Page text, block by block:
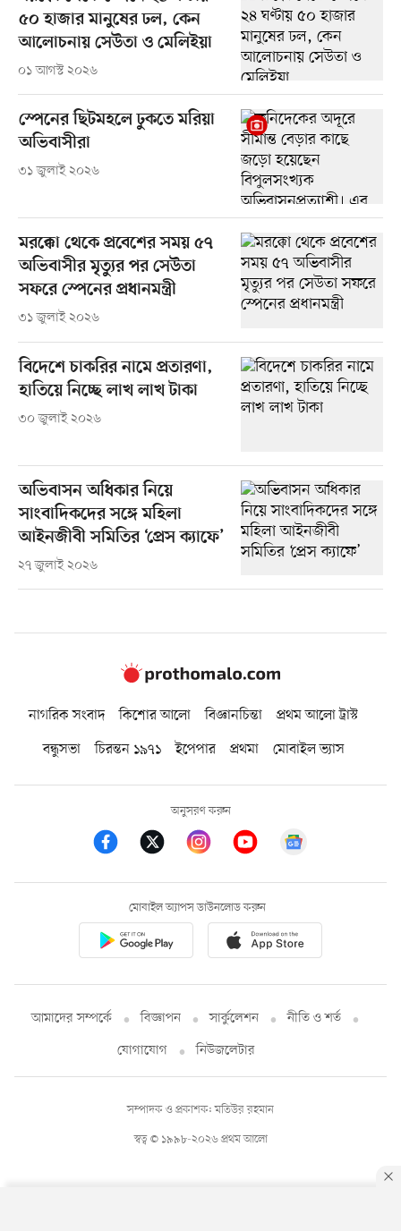
৫০ হাজার মানুষের ঢল, কেন
আলোচনায় সেউতা ও মেলিইয়া
০১ আগস্ট ২০২৬
স্পেনের ছিটমহলে ঢুকতে মরিয়া
অভিবাসীরা
৩১ জুলাই ২০২৬
মরক্কো থেকে প্রবেশের সময় ৫৭
অভিবাসীর মৃত্যুর পর সেউতা
সফরে স্পেনের প্রধানমন্ত্রী
৩১ জুলাই ২০২৬
বিদেশে চাকরির নামে প্রতারণা,
হাতিয়ে নিচ্ছে লাখ লাখ টাকা
৩০ জুলাই ২০২৬
অভিবাসন অধিকার নিয়ে
সাংবাদিকদের সঙ্গে মহিলা
আইনজীবী সমিতির ‘প্রেস ক্যাফে’
২৭ জুলাই ২০২৬
নাগরিক সংবাদ কিশোর আলো বিজ্ঞানচিন্তা
প্রথম আলো ট্রাস্ট
বন্ধুসভা
চিরন্তন ১৯৭১ ইপেপার প্রথমা মোবাইল ভ্যাস
অনুসরণ করুন
মোবাইল অ্যাপস ডাউনলোড করুন
আমাদের সম্পর্কে বিজ্ঞাপন সার্কুলেশন
নীতি ও শর্ত
যোগাযোগ
নিউজলেটার
স্বত্ব © ১৯৯৮-২০২৬ প্রথম আলো
সম্পাদক ও প্রকাশক: মতিউর রহমান